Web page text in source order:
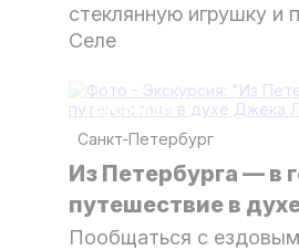
стеклянную игрушку и
Селе
групповая
Санкт-Петербург
Из Петербурга — в
путешествие в
Пообщаться с